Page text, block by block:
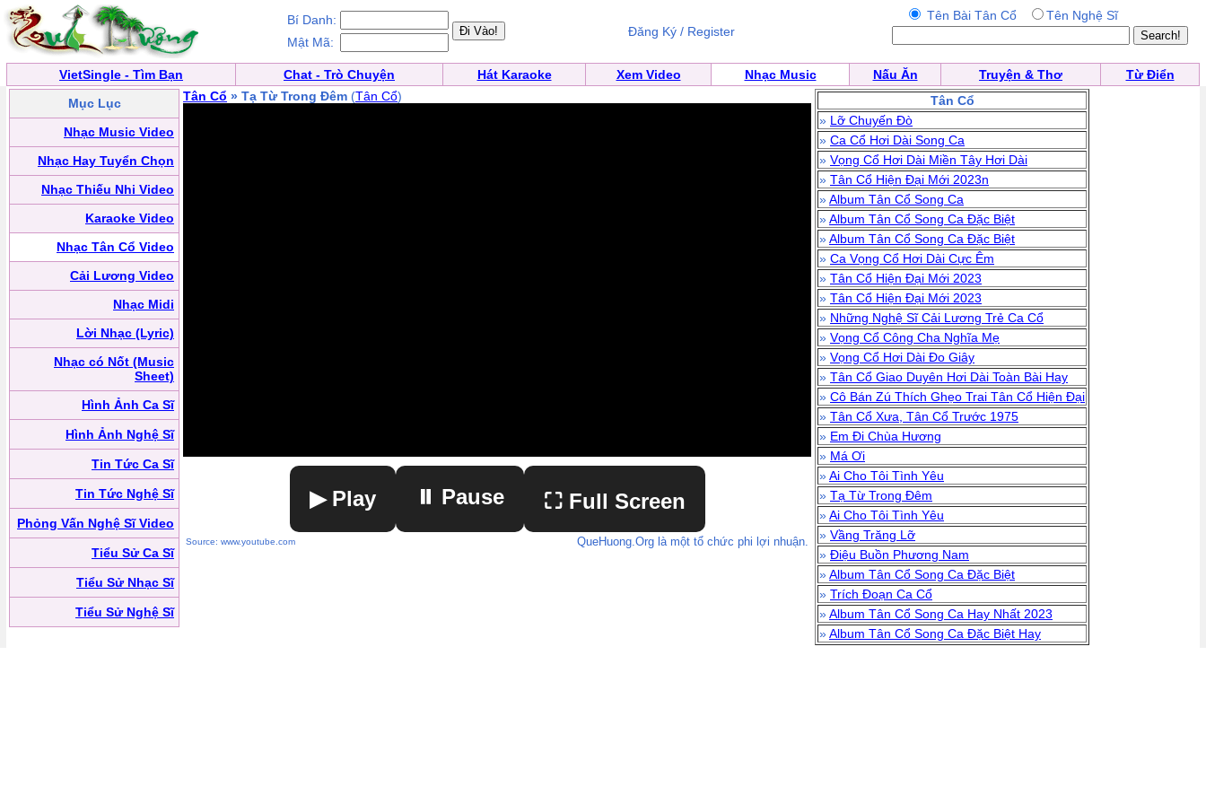
Bí Danh:
Mật Mã:
Đăng Ký / Register
Tên Bài Tân Cổ Tên Nghệ Sĩ
VietSingle - Tìm Bạn Chat - Trò Chuyện Hát Karaoke Xem Video Nhạc Music Nấu Ăn Truyện & Thơ
Từ Điển
Mục Lục
Nhạc Music Video
Nhạc Hay Tuyển Chọn
Nhạc Thiếu Nhi Video
Karaoke Video
Nhạc Tân Cổ Video
Cải Lương Video
Nhạc Midi
Lời Nhạc (Lyric)
Nhạc có Nốt (Music
Sheet)
Hình Ảnh Ca Sĩ
Hình Ảnh Nghệ Sĩ
Tin Tức Ca Sĩ
Tin Tức Nghệ Sĩ
Phỏng Vấn Nghệ Sĩ Video
Tiểu Sử Ca Sĩ
Tiểu Sử Nhạc Sĩ
Tiểu Sử Nghệ Sĩ
Tân Cổ » Tạ Từ Trong Đêm (Tân Cổ)
▶ Play ⏸ Pause ⛶ Full Screen
Source: www.youtube.com QueHuong.Org là một tổ chức phi lợi nhuận.
Tân Cổ
» Lỡ Chuyến Đò
» Ca Cổ Hơi Dài Song Ca
» Vọng Cổ Hơi Dài Miền Tây Hơi Dài
» Tân Cổ Hiện Đại Mới 2023n
»Album Tân Cổ Song Ca
»Album Tân Cổ Song Ca Đặc Biệt
»Album Tân Cổ Song Ca Đặc Biệt
» Ca Vọng Cổ Hơi Dài Cực Êm
» Tân Cổ Hiện Đại Mới 2023
» Tân Cổ Hiện Đại Mới 2023
» Những Nghệ Sĩ Cải Lương Trẻ Ca Cổ
» Vọng Cổ Công Cha Nghĩa Mẹ
» Vọng Cổ Hơi Dài Đo Giây
» Tân Cổ Giao Duyên Hơi Dài Toàn Bài Hay
» Cô Bán Zú Thích Ghẹo Trai Tân Cổ Hiện Đại
» Tân Cổ Xưa, Tân Cổ Trước 1975
» Em Đi Chùa Hương
» Má Ơi
»Ai Cho Tôi Tình Yêu
» Tạ Từ Trong Đêm
»Ai Cho Tôi Tình Yêu
» Vầng Trăng Lỡ
» Điệu Buồn Phương Nam
»Album Tân Cổ Song Ca Đặc Biệt
» Trích Đoạn Ca Cổ
»Album Tân Cổ Song Ca Hay Nhất 2023
»Album Tân Cổ Song Ca Đặc Biệt Hay